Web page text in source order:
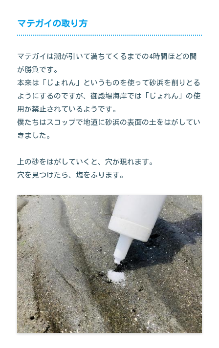
マテガイの取り方
マテガイは潮が引いて満ちてくるまでの4時間ほどの間
が勝負です。
本来は「じょれん」というものを使って砂浜を削りとる
ようにするのですが、御殿場海岸では「じょれん」の使
用が禁止されているようです。
僕たちはスコップで地道に砂浜の表面の土をはがしてい
きました。
上の砂をはがしていくと、穴が現れます。
穴を見つけたら、塩をふります。